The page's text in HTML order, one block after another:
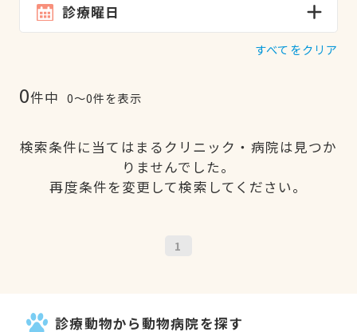
診療曜日
すべてをクリア
0件中 0〜0件を表示
検索条件に当てはまるクリニック・病院は見つか
りませんでした。
再度条件を変更して検索してください。
1
診療動物から動物病院を探す